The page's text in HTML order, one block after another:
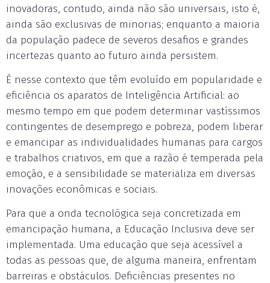
inovadoras, contudo, ainda não são universais, isto é,
ainda são exclusivas de minorias; enquanto a maioria
da população padece de severos desafios e grandes
incertezas quanto ao futuro ainda persistem.
É nesse contexto que têm evoluído em popularidade e
eficiência os aparatos de Inteligência Artificial: ao
mesmo tempo em que podem determinar vastíssimos
contingentes de desemprego e pobreza, podem liberar
e emancipar as individualidades humanas para cargos
e trabalhos criativos, em que a razão é temperada pela
emoção, e a sensibilidade se materializa em diversas
inovações econômicas e sociais.
Para que a onda tecnológica seja concretizada em
emancipação humana, a Educação Inclusiva deve ser
implementada. Uma educação que seja acessível a
todas as pessoas que, de alguma maneira, enfrentam
barreiras e obstáculos. Deficiências presentes no